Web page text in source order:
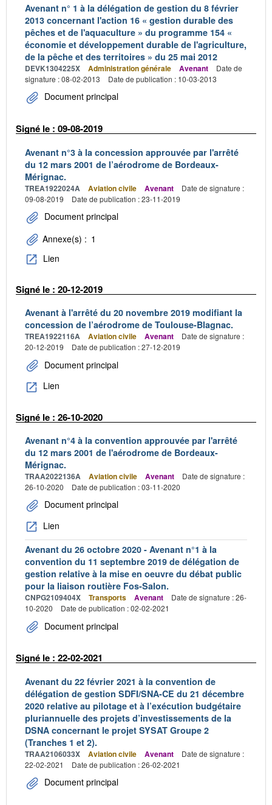
Avenant n° 1 à la délégation de gestion du 8 février
2013 concernant l'action 16 « gestion durable des
pêches et de l'aquaculture » du programme 154 «
économie et développement durable de l'agriculture,
de la pêche et des territoires » du 25 mai 2012
DEVK1304225X Administration générale Avenant
Date de
signature : 08-02-2013
Date de publication : 10-03-2013
Document principal
Signé le : 09-08-2019
Avenant n°3 à la concession approuvée par l'arrêté
du 12 mars 2001 de l’aérodrome de Bordeaux-
Mérignac.
TREA1922024A Aviation civile Avenant
Date de signature :
09-08-2019
Date de publication : 23-11-2019
Document principal
Annexe(s) : 1
Lien
Signé le : 20-12-2019
Avenant à l'arrêté du 20 novembre 2019 modifiant la
concession de l’aérodrome de Toulouse-Blagnac.
TREA1922116A Aviation civile Avenant
Date de signature :
20-12-2019
Date de publication : 27-12-2019
Document principal
Lien
Signé le : 26-10-2020
Avenant n°4 à la convention approuvée par l'arrêté
du 12 mars 2001 de l'aérodrome de Bordeaux-
Mérignac.
TRAA2022136A Aviation civile Avenant
Date de signature :
26-10-2020
Date de publication : 03-11-2020
Document principal
Lien
Avenant du 26 octobre 2020 - Avenant n°1 à la
convention du 11 septembre 2019 de délégation de
gestion relative à la mise en oeuvre du débat public
pour la liaison routière Fos-Salon.
CNPG2109404X Transports Avenant
Date de signature : 26-
10-2020
Date de publication : 02-02-2021
Document principal
Signé le : 22-02-2021
Avenant du 22 février 2021 à la convention de
délégation de gestion SDFI/SNA-CE du 21 décembre
2020 relative au pilotage et à l’exécution budgétaire
pluriannuelle des projets d’investissements de la
DSNA concernant le projet SYSAT Groupe 2
(Tranches 1 et 2).
TRAA2106033X Aviation civile Avenant
Date de signature :
22-02-2021
Date de publication : 26-02-2021
Document principal